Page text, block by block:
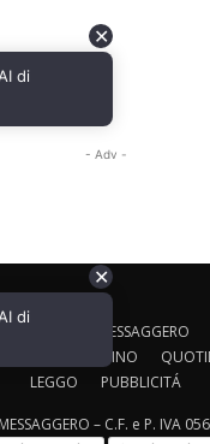
IL MESSAGGERO
IL GAZZETTINO
LEGGO
PUBBLICITÁ
– C.F. e P. IVA
✕
di